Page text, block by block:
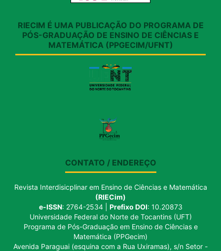
RIECIM É UMA PUBLICAÇÃO DO PROGRAMA DE
PÓS-GRADUAÇÃO DE ENSINO DE CIÊNCIAS E
MATEMÁTICA (PPGECIM/UFNT)
CONTATO / ENDEREÇO
Revista Interdisicplinar em Ensino de Ciências e Matemática
(RIECim)
e-ISSN: 2764-2534 | Prefixo DOI: 10.20873
Universidade Federal do Norte de Tocantins (UFT)
Programa de Pós-Graduação em Ensino de Ciências e
Matemática (PPGecim)
Avenida Paraguai (esquina com a Rua Uxiramas), s/n Setor -